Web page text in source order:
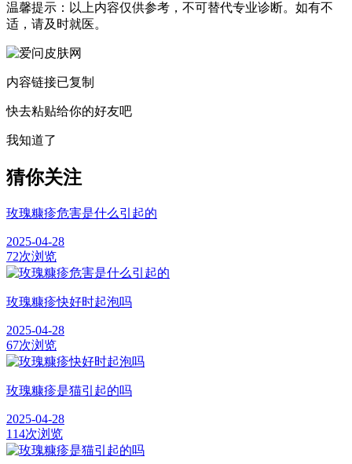
温馨提示：以上内容仅供参考，不可替代专业诊断。如有不
适，请及时就医。
内容链接已复制
快去粘贴给你的好友吧
我知道了
猜你关注
玫瑰糠疹危害是什么引起的
2025-04-28
72次浏览
玫瑰糠疹快好时起泡吗
2025-04-28
67次浏览
玫瑰糠疹是猫引起的吗
2025-04-28
114次浏览